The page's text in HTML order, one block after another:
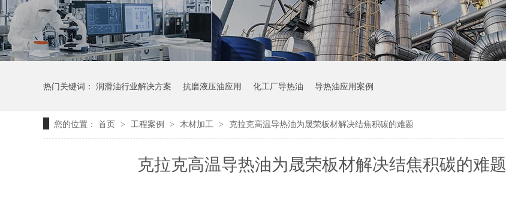
热门关键词： 润滑油行业解决方案 抗磨液压油应用 化工厂导热油 导热油应用案例
您的位置： 首页 > 工程案例 > 木材加工 > 克拉克高温导热油为晟荣板材解决结焦积碳的难题
克拉克高温导热油为晟荣板材解决结焦积碳的难题